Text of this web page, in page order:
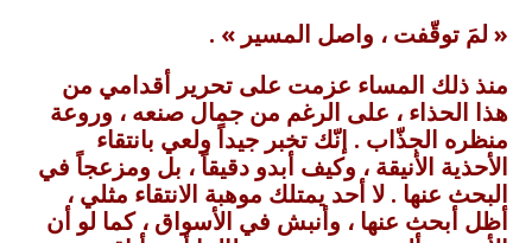
« لمَ توقّفت ، واصل المسير » .
منذ ذلك المساء عزمت على تحرير أقدامي من
هذا الحذاء ، على الرغم من جمال صنعه ، وروعة
منظره الجذّاب . إنّك تخبر جيداً ولعي بانتقاء
الأحذية الأنيقة ، وكيف أبدو دقيقاً ، بل ومزعجاً في
البحث عنها . لا أحد يمتلك موهبة الانتقاء مثلي ،
أظل أبحث عنها ، وأنبش في الأسواق ، كما لو أن